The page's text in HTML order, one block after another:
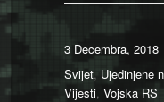
Posted
on
3 Decembra, 2018
Categories
Svijet Ujedinjene
Vijesti, Vojska RS